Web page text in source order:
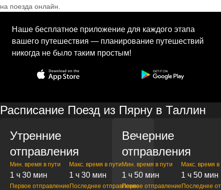
на поезда онлайн.
Наше бесплатное приложение для каждого этапа
вашего путешествия — планирование путешествий
никогда не было таким простым!
Расписание Поезд из Пярну в Таллин
Утренние
отправления
Мин. время в пути
1 ч 30 мин
Макс. время в пути
1 ч 30 мин
Первое отправление Последнее отправление
Вечерние
отправления
Мин. время в пути
1 ч 50 мин
Макс. время в
1 ч 50 мин
Первое отправление Последнее